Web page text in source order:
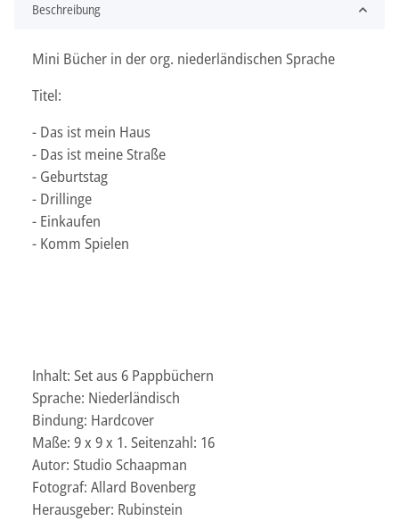
Beschreibung
Mini Bücher in der org. niederländischen Sprache
Titel:
- Das ist mein Haus
- Das ist meine Straße
- Geburtstag
- Drillinge
- Einkaufen
- Komm Spielen
Inhalt: Set aus 6 Pappbüchern
Sprache: Niederländisch
Bindung: Hardcover
Maße: 9 x 9 x 1. Seitenzahl: 16
Autor: Studio Schaapman
Fotograf: Allard Bovenberg
Herausgeber: Rubinstein